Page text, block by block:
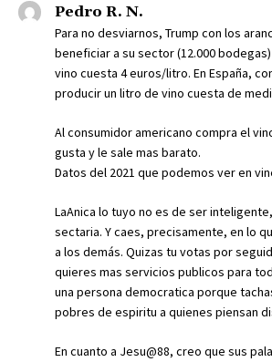
Pedro R. N.
Para no desviarnos, Trump con los
beneficiar a su sector (12.000 bodegas)
vino cuesta 4 euros/litro. En España,
producir un litro de vino cuesta de
Al consumidor americano compra el
gusta y le sale mas barato.
Datos del 2021 que podemos ver en
LaAnica lo tuyo no es de ser
sectaria. Y caes, precisamente, en lo
a los demás. Quizas tu votas por
quieres mas servicios publicos para
una persona democratica porque
pobres de espiritu a quienes piensan
En cuanto a Jesu@88, creo que sus